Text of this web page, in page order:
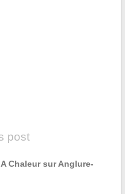
post
Chaleur sur Anglure-